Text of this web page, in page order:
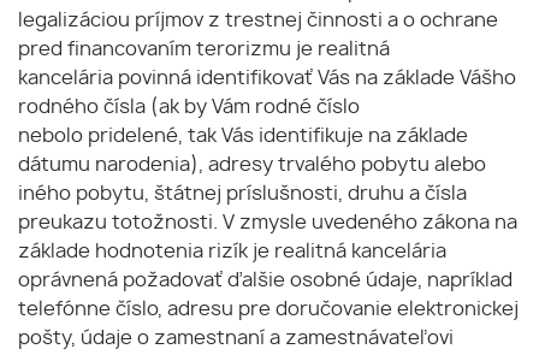
legalizáciou príjmov z trestnej činnosti a o ochrane
pred financovaním terorizmu je realitná
kancelária povinná identifikovať Vás na základe Vášho
rodného čísla (ak by Vám rodné číslo
nebolo pridelené, tak Vás identifikuje na základe
dátumu narodenia), adresy trvalého pobytu alebo
iného pobytu, štátnej príslušnosti, druhu a čísla
preukazu totožnosti. V zmysle uvedeného zákona na
základe hodnotenia rizík je realitná kancelária
oprávnená požadovať ďalšie osobné údaje, napríklad
telefónne číslo, adresu pre doručovanie elektronickej
pošty, údaje o zamestnaní a zamestnávateľovi